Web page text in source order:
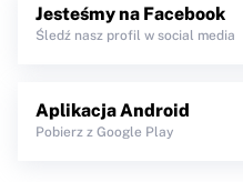
Jesteśmy na Facebook
Śledź nasz profil w social media
Aplikacja Android
Pobierz z Google Play